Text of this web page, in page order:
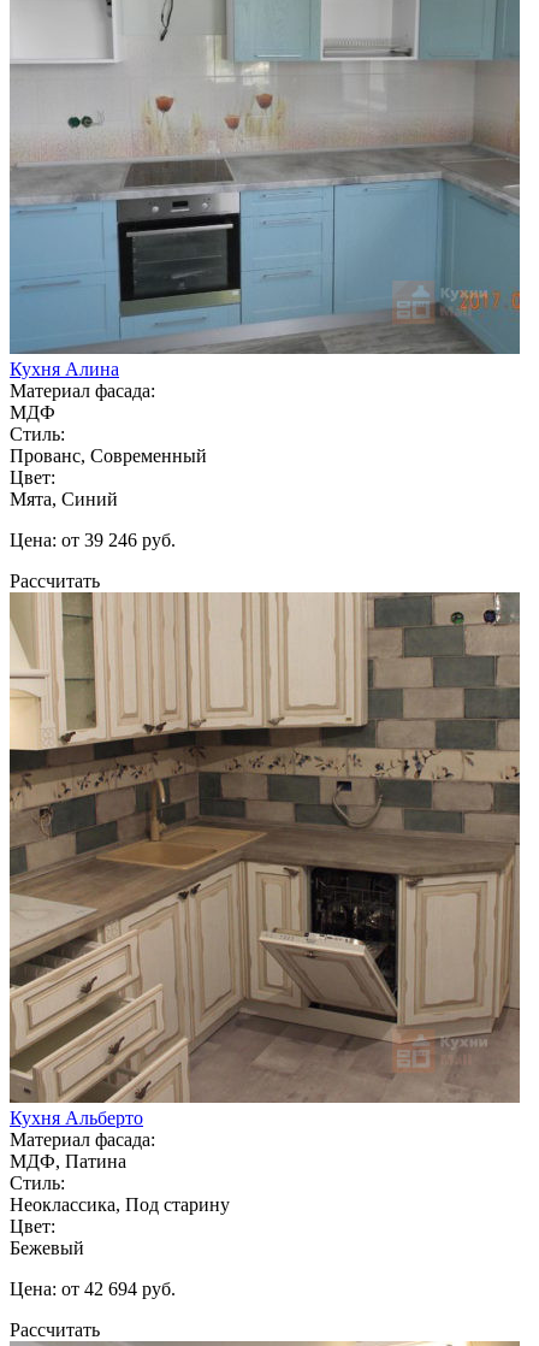
Кухня Алина
Материал фасада:
МДФ
Стиль:
Прованс, Современный
Цвет:
Мята, Синий
Цена: от 39 246 руб.
Рассчитать
Кухня Альберто
Материал фасада:
МДФ, Патина
Стиль:
Неоклассика, Под старину
Цвет:
Бежевый
Цена: от 42 694 руб.
Рассчитать